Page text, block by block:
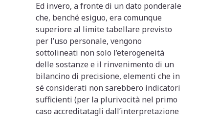
Ed invero, a fronte di un dato ponderale
che, benché esiguo, era comunque
superiore al limite tabellare previsto
per l’uso personale, vengono
sottolineati non solo l’eterogeneità
delle sostanze e il rinvenimento di un
bilancino di precisione, elementi che in
sé considerati non sarebbero indicatori
sufficienti (per la plurivocità nel primo
caso accreditatagli dall’interpretazione